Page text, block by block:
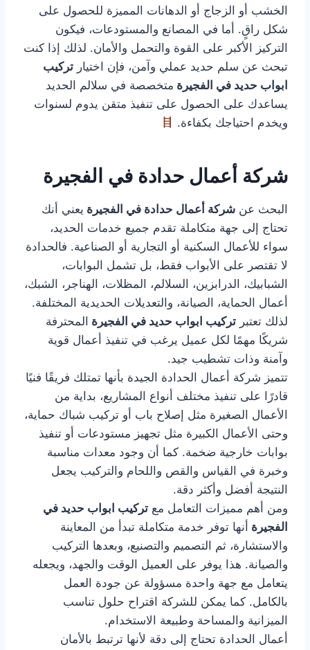
الخشب أو الزجاج أو الدهانات المميزة للحصول على
شكل راقٍ. أما في المصانع والمستودعات، فيكون
التركيز الأكبر على القوة والتحمل والأمان. لذلك إذا كنت
تبحث عن سلم حديد عملي وآمن، فإن اختيار تركيب
ابواب حديد في الفجيرة متخصصة في سلالم الحديد
يساعدك على الحصول على تنفيذ متقن يدوم لسنوات
ويخدم احتياجك بكفاءة.
شركة أعمال حدادة في الفجيرة
البحث عن شركة أعمال حدادة في الفجيرة يعني أنك
تحتاج إلى جهة متكاملة تقدم جميع خدمات الحديد،
سواء للأعمال السكنية أو التجارية أو الصناعية. فالحدادة
لا تقتصر على الأبواب فقط، بل تشمل البوابات،
الشبابيك، الدرابزين، السلالم، المظلات، الهناجر، الشبك،
أعمال الحماية، الصيانة، والتعديلات الحديدية المختلفة.
لذلك تعتبر تركيب ابواب حديد في الفجيرة المحترفة
شريكًا مهمًا لكل عميل يرغب في تنفيذ أعمال قوية
وآمنة وذات تشطيب جيد.
تتميز شركة أعمال الحدادة الجيدة بأنها تمتلك فريقًا فنيًا
قادرًا على تنفيذ مختلف أنواع المشاريع، بداية من
الأعمال الصغيرة مثل إصلاح باب أو تركيب شباك حماية،
وحتى الأعمال الكبيرة مثل تجهيز مستودعات أو تنفيذ
بوابات خارجية ضخمة. كما أن وجود معدات مناسبة
وخبرة في القياس والقص واللحام والتركيب يجعل
النتيجة أفضل وأكثر دقة.
ومن أهم مميزات التعامل مع تركيب ابواب حديد في
الفجيرة أنها توفر خدمة متكاملة تبدأ من المعاينة
والاستشارة، ثم التصميم والتصنيع، وبعدها التركيب
والصيانة. هذا يوفر على العميل الوقت والجهد، ويجعله
يتعامل مع جهة واحدة مسؤولة عن جودة العمل
بالكامل. كما يمكن للشركة اقتراح حلول تناسب
الميزانية والمساحة وطبيعة الاستخدام.
أعمال الحدادة تحتاج إلى دقة لأنها ترتبط بالأمان